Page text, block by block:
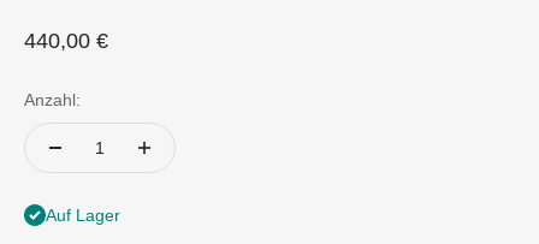
Angebot
440,00 €
Anzahl:
Auf Lager